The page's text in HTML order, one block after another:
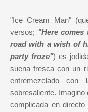
"Ice Cream Man"
versos; "Here comes
road with a wish of
party froze") es
suena fresca con un
entremezclado con
sobresaliente.
complicada en